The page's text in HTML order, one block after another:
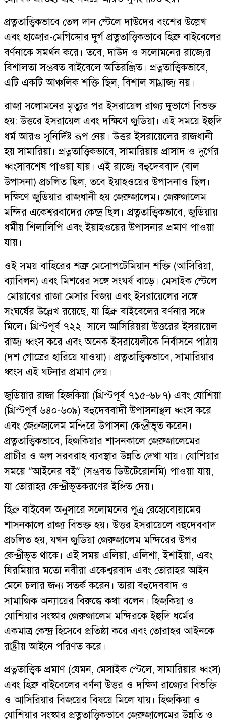
প্রত্নতাত্ত্বিকভাবে তেল দান স্টেলে দাউদের বংশের উল্লেখ
এবং হাজোর-মেগিদ্দোর দুর্গ প্রত্নতাত্ত্বিকভাবে হিব্রু বাইবেলের
বর্ণনাকে সমর্থন করে। তবে, দাউদ ও সলোমনের রাজ্যের
বিশালতা সম্ভবত বাইবেলে অতিরঞ্জিত। প্রত্নতাত্ত্বিকভাবে,
এটি একটি আঞ্চলিক শক্তি ছিল, বিশাল সাম্রাজ্য নয়।
রাজা সলোমনের মৃত্যুর পর ইসরায়েল রাজ্য দুভাগে বিভক্ত
হয়: উত্তরে ইসরায়েল এবং দক্ষিণে জুডিয়া। এই সময়ে ইহুদি
ধর্ম আরও সুনির্দিষ্ট রূপ নেয়। উত্তর ইসরায়েলের রাজধানী
হয় সামারিয়া। প্রত্নতাত্ত্বিকভাবে, সামারিয়ায় প্রাসাদ ও দুর্গের
ধ্বংসাবশেষ পাওয়া যায়। এই রাজ্যে বহুদেববাদ (বাল
উপাসনা) প্রচলিত ছিল, তবে ইয়াহওয়ের উপাসনাও ছিল।
দক্ষিণে জুডিয়ার রাজধানী হয় জেরুজালেম। জেরুজালেম
মন্দির একেশ্বরবাদের কেন্দ্র ছিল। প্রত্নতাত্ত্বিকভাবে, জুডিয়ায়
ধর্মীয় শিলালিপি এবং ইয়াহওয়ের উপাসনার প্রমাণ পাওয়া
যায়।
ওই সময় বাহিরের শত্রু মেসোপটেমিয়ান শক্তি (আসিরিয়া,
ব্যাবিলন) এবং মিশরের সঙ্গে সংঘর্ষ বাড়ে। মেসাইক স্টেলে
মোয়াবের রাজা মেসার বিজয় এবং ইসরায়েলের সঙ্গে
সংঘর্ষের উল্লেখ রয়েছে, যা হিব্রু বাইবেলের বর্ণনার সঙ্গে
মিলে। খ্রিস্টপূর্ব ৭২২ সালে আসিরিয়রা উত্তরের ইসরায়েল
রাজ্য ধ্বংস করে এবং অনেক ইসরায়েলীকে নির্বাসনে পাঠায়
(দশ গোত্রের হারিয়ে যাওয়া)। প্রত্নতাত্ত্বিকভাবে, সামারিয়ার
ধ্বংস এই ঘটনার প্রমাণ দেয়।
জুডিয়ার রাজা হিজকিয়া (খ্রিস্টপূর্ব ৭১৫-৬৮৭) এবং যোশিয়া
(খ্রিস্টপূর্ব ৬৪০-৬০৯) বহুদেববাদী উপাসনাস্থল ধ্বংস করে
এবং জেরুজালেম মন্দিরে উপাসনা কেন্দ্রীভূত করেন।
প্রত্নতাত্ত্বিকভাবে, হিজকিয়ার শাসনকালে জেরুজালেমের
প্রাচীর ও জল সরবরাহ ব্যবস্থার উন্নতি দেখা যায়। যোশিয়ার
সময়ে “আইনের বই” (সম্ভবত ডিউটেরোনমি) পাওয়া যায়,
যা তোরাহর কেন্দ্রীভূতকরণের ইঙ্গিত দেয়।
হিব্রু বাইবেল অনুসারে সলোমনের পুত্র রেহোবোয়ামের
শাসনকালে রাজ্য বিভক্ত হয়। উত্তর ইসরায়েলে বহুদেববাদ
প্রচলিত হয়, যখন জুডিয়া জেরুজালেম মন্দিরের উপর
কেন্দ্রীভূত থাকে। এই সময় এলিয়া, এলিশা, ইশাইয়া, এবং
যিরমিয়ার মতো নবীরা একেশ্বরবাদ এবং তোরাহর আইন
মেনে চলার জন্য সতর্ক করেন। তারা বহুদেববাদ ও
সামাজিক অন্যায়ের বিরুদ্ধে কথা বলেন। হিজকিয়া ও
যোশিয়ার সংস্কার জেরুজালেম মন্দিরকে ইহুদি ধর্মের
একমাত্র কেন্দ্র হিসেবে প্রতিষ্ঠা করে এবং তোরাহর আইনকে
রাষ্ট্রীয় আইনে পরিণত করে।
প্রত্নতাত্ত্বিক প্রমাণ (যেমন, মেসাইক স্টেলে, সামারিয়ার ধ্বংস)
এবং হিব্রু বাইবেলের বর্ণনা উত্তর ও দক্ষিণ রাজ্যের বিভক্তি
ও আসিরিয়ার বিজয়ের বিষয়ে মিলে যায়। হিজকিয়া ও
যোশিয়ার সংস্কার প্রত্নতাত্ত্বিকভাবে জেরুজালেমের উন্নতি ও